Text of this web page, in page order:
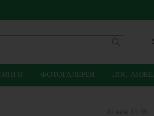
ФОТОГАЛЕРЕЯ ЛОС-